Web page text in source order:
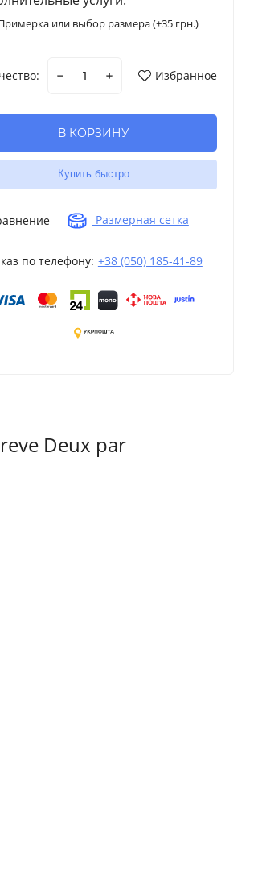
или выбор размера (+35 грн.)
Избранное
В КОРЗИНУ
Купить быстро
Размерная сетка
по телефону: +38 (050) 185-41-89
Deux par